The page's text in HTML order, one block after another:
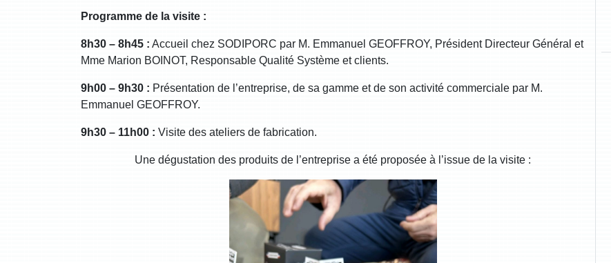
Programme de la visite :
8h30 – 8h45 : Accueil chez SODIPORC par M. Emmanuel GEOFFROY, Président Directeur Général et
Mme Marion BOINOT, Responsable Qualité Système et clients.
9h00 – 9h30 : Présentation de l’entreprise, de sa gamme et de son activité commerciale par M.
Emmanuel GEOFFROY.
9h30 – 11h00 : Visite des ateliers de fabrication.
Une dégustation des produits de l’entreprise a été proposée à l’issue de la visite :